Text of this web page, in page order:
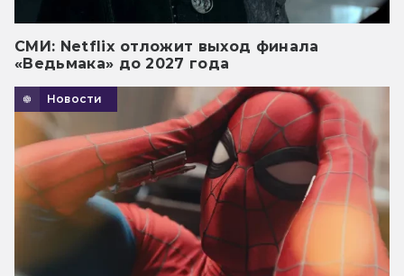
СМИ: Netflix отложит выход финала
«Ведьмака» до 2027 года
Новости